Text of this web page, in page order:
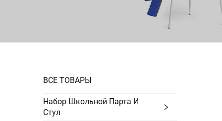
ВСЕ ТОВАРЫ
Набор Школьной Парта И
Стул